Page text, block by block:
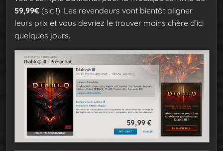
59,99€ (sic !). Les revendeurs vont bientôt aligner
leurs prix et vous devriez le trouver moins chère d’ici
quelques jours.